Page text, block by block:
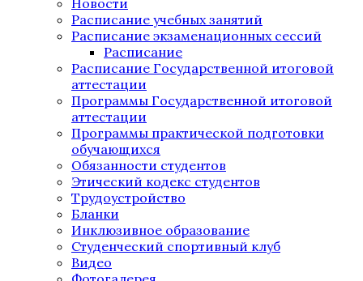
Новости
Расписание учебных занятий
Расписание экзаменационных сессий
Расписание
Расписание Государственной итоговой
аттестации
Программы Государственной итоговой
аттестации
Программы практической подготовки
обучающихся
Обязанности студентов
Этический кодекс студентов
Трудоустройство
Бланки
Инклюзивное образование
Студенческий спортивный клуб
Видео